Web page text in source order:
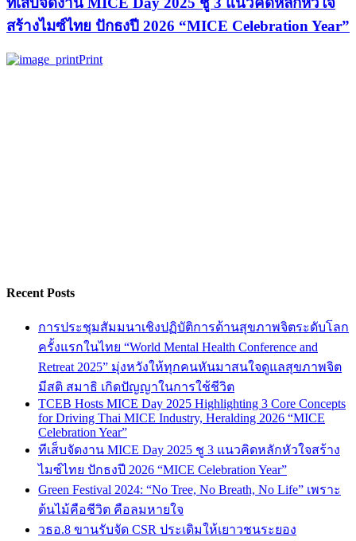
สร้างไมซ์ไทย ปักธงปี 2026 “MICE Celebration Year”
Print
Recent Posts
การประชุมสัมมนาเชิงปฏิบัติการด้านสุขภาพจิตระดับโลก
ครั้งแรกในไทย “World Mental Health Conference and
Retreat 2025” มุ่งหวังให้ทุกคนหันมาสนใจดูแลสุขภาพจิต
มีสติ สมาธิ เกิดปัญญาในการใช้ชีวิต
TCEB Hosts MICE Day 2025 Highlighting 3 Core Concepts
for Driving Thai MICE Industry, Heralding 2026 “MICE
Celebration Year”
ทีเส็บจัดงาน MICE Day 2025 ชู 3 แนวคิดหลักหัวใจสร้าง
ไมซ์ไทย ปักธงปี 2026 “MICE Celebration Year”
Green Festival 2024: “No Tree, No Breath, No Life” เพราะ
ต้นไม้คือชีวิต คือลมหายใจ
วธอ.8 ขานรับจัด CSR ประเดิมให้เยาวชนระยอง